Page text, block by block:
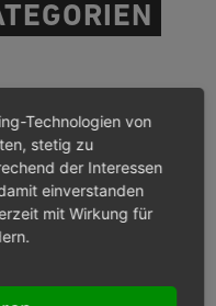
angeben
in Kategorien
Technologien von
stetig zu
der Interessen
einverstanden
mit Wirkung für